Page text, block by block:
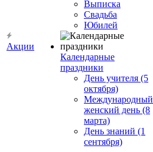
Акции
Выписка
Свадьба
Юбилей
Календарные
праздники
День учителя (5
октября)
Международный
женский день (8
марта)
День знаний (1
сентября)